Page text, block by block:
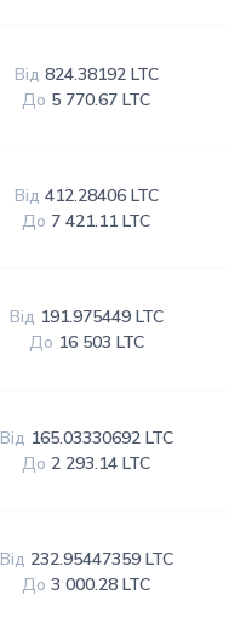
Від 824.38192 LTC
До 5 770.67 LTC
Від 412.28406 LTC
До 7 421.11 LTC
Від 191.975449 LTC
До 16 503 LTC
Від 165.03330692 LTC
До 2 293.14 LTC
Від 232.95447359 LTC
До 3 000.28 LTC